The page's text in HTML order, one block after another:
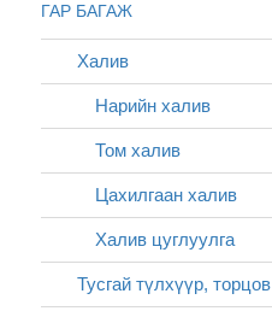
ГАР БАГАЖ
Халив
Нарийн халив
Том халив
Цахилгаан халив
Халив цуглуулга
Тусгай түлхүүр, торцов